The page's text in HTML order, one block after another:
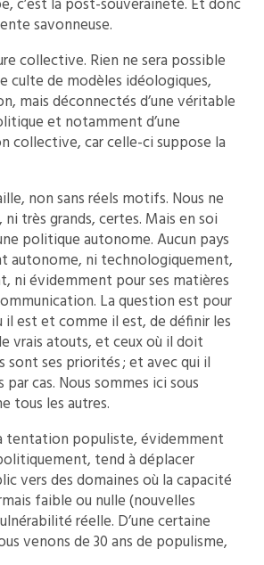
c’est la post-souveraineté. Et donc
savonneuse.
collective. Rien ne sera possible
culte de modèles idéologiques,
mais déconnectés d’une véritable
et notamment d’une
collective, car celle-ci suppose la
non sans réels motifs. Nous ne
très grands, certes. Mais en soi
politique autonome. Aucun pays
autonome, ni technologiquement,
ni évidemment pour ses matières
La question est pour
il est et comme il est, de définir les
vrais atouts, et ceux où il doit
sont ses priorités ; et avec qui il
cas. Nous sommes ici sous
tous les autres.
tentation populiste, évidemment
tend à déplacer
vers des domaines où la capacité
faible ou nulle (nouvelles
réelle. D’une certaine
venons de 30 ans de populisme,